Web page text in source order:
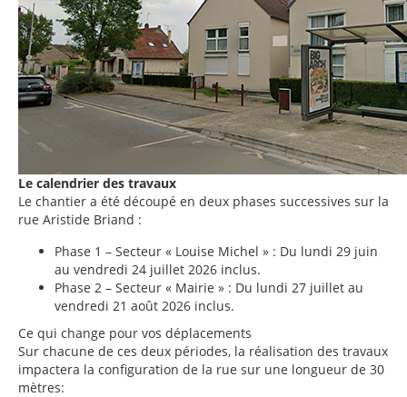
Le calendrier des travaux
Le chantier a été découpé en deux phases successives sur la
rue Aristide Briand :
Phase 1 – Secteur « Louise Michel » : Du lundi 29 juin
au vendredi 24 juillet 2026 inclus.
Phase 2 – Secteur « Mairie » : Du lundi 27 juillet au
vendredi 21 août 2026 inclus.
Ce qui change pour vos déplacements
Sur chacune de ces deux périodes, la réalisation des travaux
impactera la configuration de la rue sur une longueur de 30
mètres: